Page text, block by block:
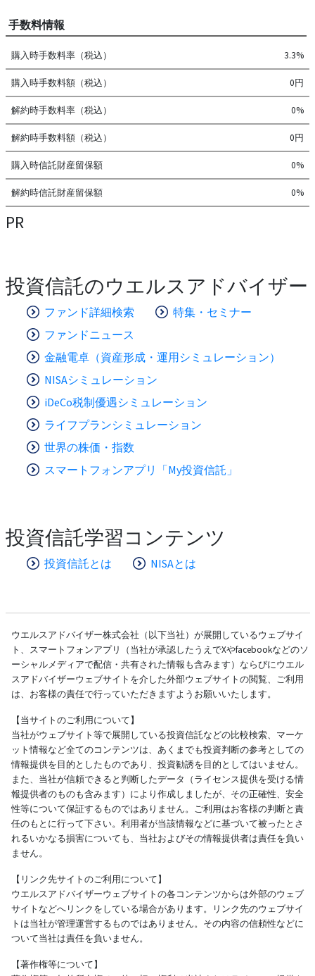
手数料情報
購入時手数料率（税込） 3.3%
購入時手数料額（税込） 0円
解約時手数料率（税込） 0%
解約時手数料額（税込） 0円
購入時信託財産留保額 0%
解約時信託財産留保額 0%
PR
投資信託のウエルスアドバイザー
ファンド詳細検索
特集・セミナー
ファンドニュース
金融電卓（資産形成・運用シミュレーション）
NISAシミュレーション
iDeCo税制優遇シミュレーション
ライフプランシミュレーション
世界の株価・指数
スマートフォンアプリ「My投資信託」
投資信託学習コンテンツ
投資信託とは NISAとは
ウエルスアドバイザー株式会社（以下当社）が展開しているウェブサイ
ト、スマートフォンアプリ（当社が承認したうえでXやfacebookなどのソ
ーシャルメディアで配信・共有された情報も含みます）ならびにウエル
スアドバイザーウェブサイトを介した外部ウェブサイトの閲覧、ご利用
は、お客様の責任で行っていただきますようお願いいたします。
【当サイトのご利用について】
当社がウェブサイト等で展開している投資信託などの比較検索、マーケ
ット情報など全てのコンテンツは、あくまでも投資判断の参考としての
情報提供を目的としたものであり、投資勧誘を目的としてはいません。
また、当社が信頼できると判断したデータ（ライセンス提供を受ける情
報提供者のものも含みます）により作成しましたが、その正確性、安全
性等について保証するものではありません。ご利用はお客様の判断と責
任のもとに行って下さい。利用者が当該情報などに基づいて被ったとさ
れるいかなる損害についても、当社およびその情報提供者は責任を負い
ません。
【リンク先サイトのご利用について】
ウエルスアドバイザーウェブサイトの各コンテンツからは外部のウェブ
サイトなどへリンクをしている場合があります。リンク先のウェブサイ
トは当社が管理運営するものではありません。その内容の信頼性などに
ついて当社は責任を負いません。
【著作権等について】